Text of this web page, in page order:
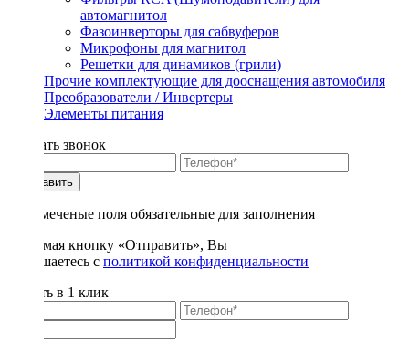
автомагнитол
Фазоинверторы для сабвуферов
Микрофоны для магнитол
Решетки для динамиков (грили)
Прочие комплектующие для дооснащения автомобиля
Преобразователи / Инвертеры
Элементы питания
Заказать звонок
Отправить
* - отмеченые поля обязательные для заполнения
Нажимая кнопку «Отправить», Вы
соглашаетесь с политикой конфиденциальности
Купить в 1 клик